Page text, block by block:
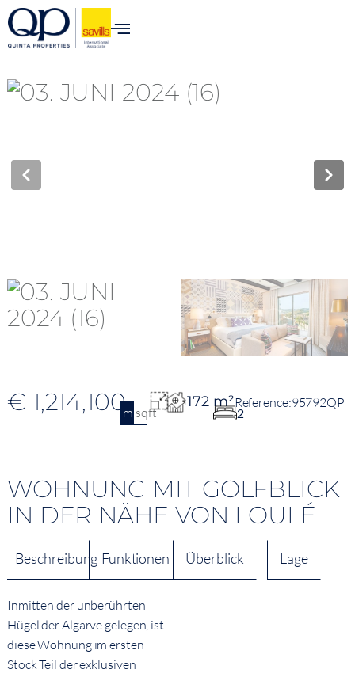
€ 1,214,100m2sqft
172 m²
2
95792QP
WOHNUNG MIT GOLFBLICK
IN DER NÄHE VON LOULÉ
Beschreibung Funktionen Überblick Lage
Inmitten der unberührten
Hügel der Algarve gelegen, ist
diese Wohnung im ersten
Stock Teil der exklusiven